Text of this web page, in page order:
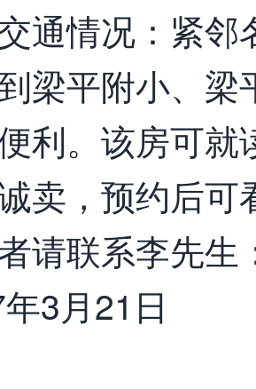
情况：紧邻
梁平附小、
利。该房可就
，预约后可
联系李先生
3月21日